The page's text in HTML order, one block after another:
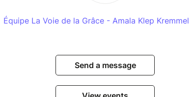
Équipe La Voie de la Grâce - Amala Klep Kremmel
Send a message